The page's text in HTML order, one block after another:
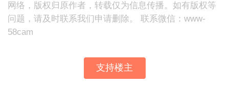
网络，版权归原作者，转载仅为信息传播。如有版权等
问题，请及时联系我们申请删除。 联系微信：www-
58cam
支持楼主